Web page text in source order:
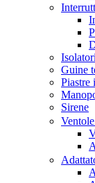
Isolatori
Guine
Piastre
Sirene